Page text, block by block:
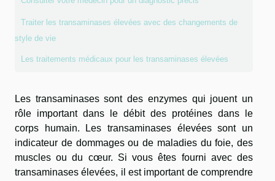
Traiter les transaminases élevées avec des changements de
style de vie
Les traitements médicaux pour les transaminases élevées
Les transaminases sont des enzymes qui jouent un
rôle important dans le débit des protéines dans le
corps humain. Les transaminases élevées sont un
indicateur de dommages ou de maladies du foie, des
muscles ou du cœur. Si vous êtes fourni avec des
transaminases élevées, il est important de comprendre